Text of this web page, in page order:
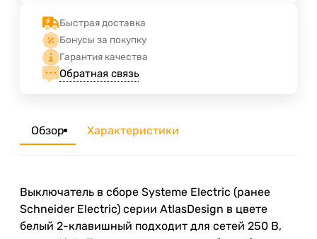
Быстрая доставка
Бонусы за покупку
Гарантия качества
Обратная связь
Обзор Характеристики
Выключатель в сборе Systeme Electric (ранее
Schneider Electric) серии AtlasDesign в цвете
белый 2-клавишный подходит для сетей 250 В,